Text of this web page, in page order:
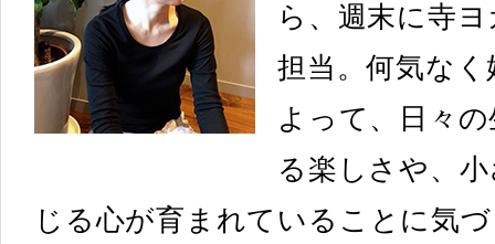
ら、週末に寺
担当。何気な
よって、日々
る楽しさや、
じる心が育まれていることに気